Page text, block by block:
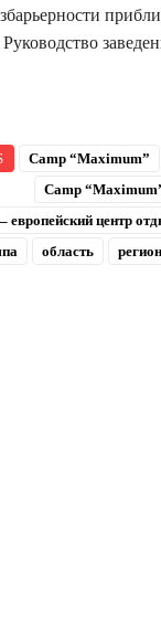
Camp “Maximum”
Camp
европейский центр
область регион